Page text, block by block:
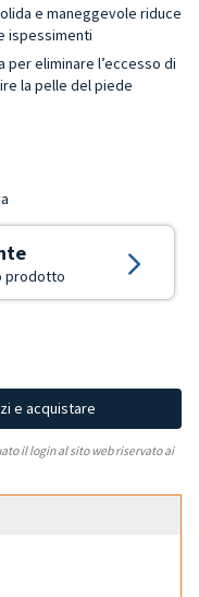
e maneggevole riduce
ispessimenti
per eliminare l’eccesso di
la pelle del piede
prodotto
e acquistare
il login al sito web riservato ai